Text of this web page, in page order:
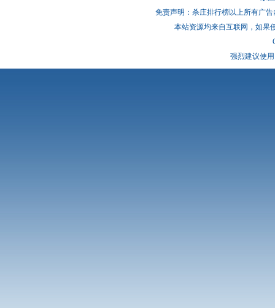
免责声明：杀庄排行榜以上所有广
本站资源均来自互联网，如果
强烈建议使